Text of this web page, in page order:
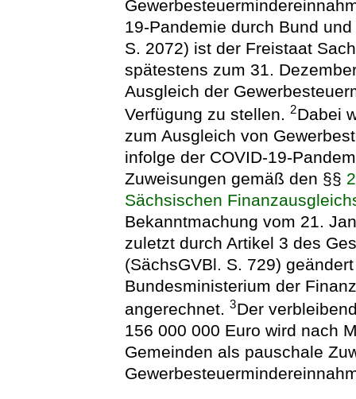
19-Pandemie durch Bund
S. 2072) ist der Freistaat
spätestens zum 31.
Ausgleich der
Verfügung zu stellen.2Dabei
zum Ausgleich von
infolge der COVID-19-
Zuweisungen gemäß den §§
Sächsischen
Bekanntmachung vom 21.
zuletzt durch Artikel 3 des
(SächsGVBl. S. 729)
Bundesministerium der
angerechnet.3Der
156 000 000 Euro wird nach
Gemeinden als pauschale